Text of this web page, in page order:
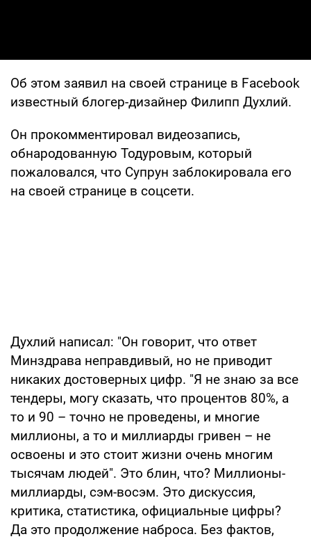
Об этом заявил на своей странице в Facebook
известный блогер-дизайнер Филипп Духлий.
Он прокомментировал видеозапись,
обнародованную Тодуровым, который
пожаловался, что Супрун заблокировала его
на своей странице в соцсети.
Духлий написал: "Он говорит, что ответ
Минздрава неправдивый, но не приводит
никаких достоверных цифр. "Я не знаю за все
тендеры, могу сказать, что процентов 80%, а
то и 90 – точно не проведены, и многие
миллионы, а то и миллиарды гривен – не
освоены и это стоит жизни очень многим
тысячам людей". Это блин, что? Миллионы-
миллиарды, сэм-восэм. Это дискуссия,
критика, статистика, официальные цифры?
Да это продолжение наброса. Без фактов,